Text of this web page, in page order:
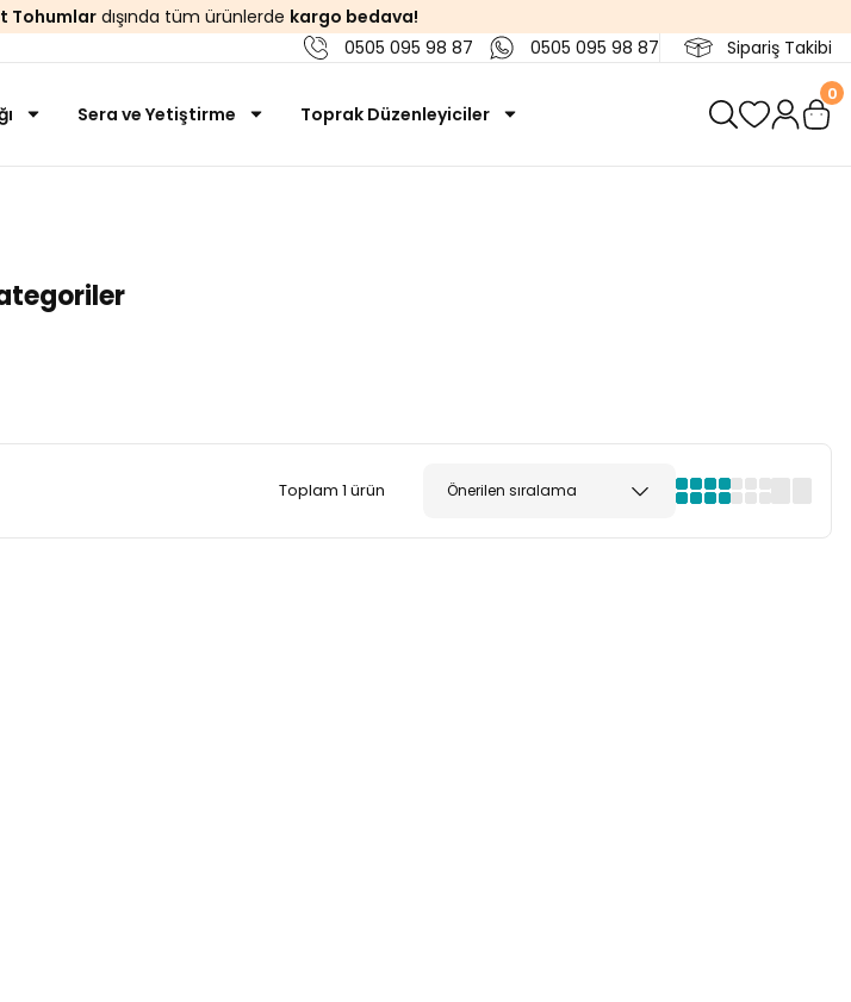
Tohumlardışında tüm ürünlerde kargo bedava!
0505 095 98 87 0505 095 98 87 Sipariş Takibi
Sera ve Yetiştirme Toprak Düzenleyiciler
0
Toplam 1 ürün